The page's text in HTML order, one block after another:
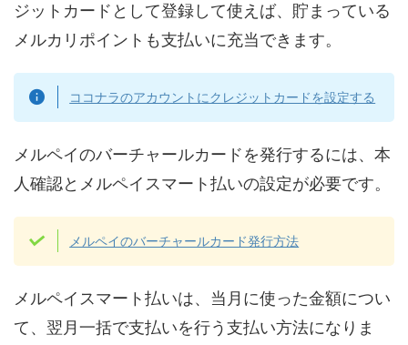
ジットカードとして登録して使えば、貯まっている
メルカリポイントも支払いに充当できます。
ココナラのアカウントにクレジットカードを設定する
メルペイのバーチャールカードを発行するには、本
人確認とメルペイスマート払いの設定が必要です。
メルペイのバーチャールカード発行方法
メルペイスマート払いは、当月に使った金額につい
て、翌月一括で支払いを行う支払い方法になりま